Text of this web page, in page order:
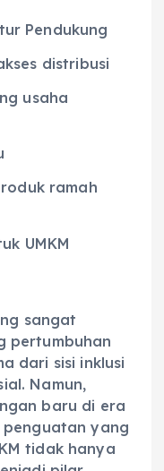
Pendukung
distribusi
usaha
ramah
UMKM
sangat
pertumbuhan
dari sisi inklusi
Namun,
baru di era
yang
tidak hanya